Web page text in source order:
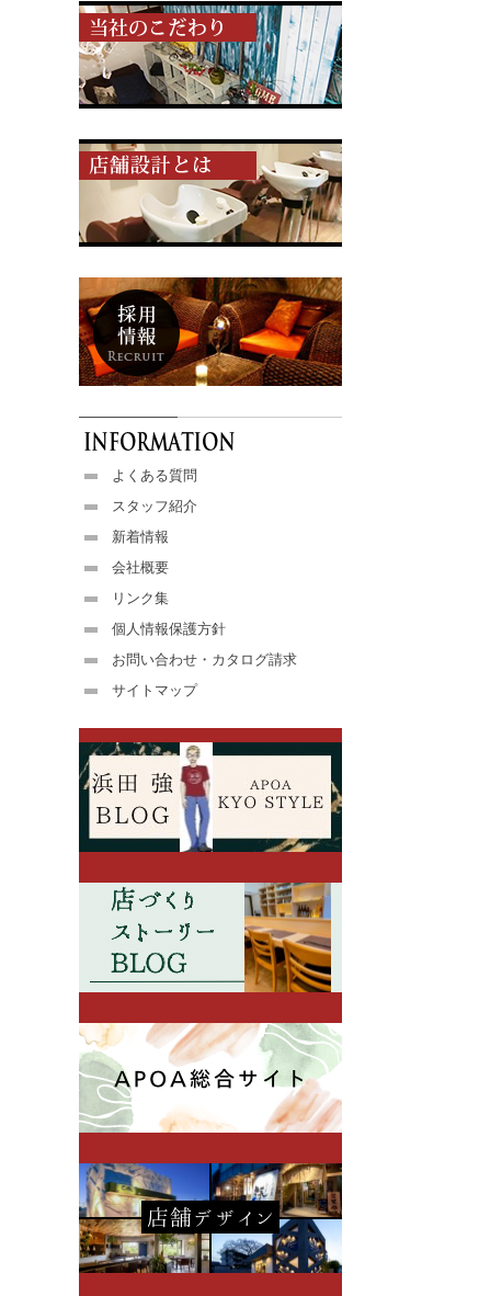
よくある質問
スタッフ紹介
新着情報
会社概要
リンク集
個人情報保護方針
お問い合わせ・カタログ請求
サイトマップ